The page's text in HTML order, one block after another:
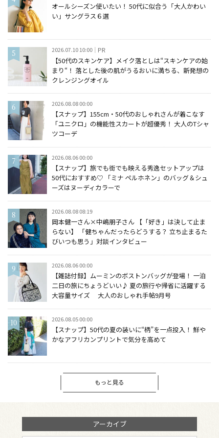
オールシーズン使いたい！ 50代に似合う「大人かわい
い」サングラス６選
2026.07.10 10:00 PR
【50代のスキンケア】メイク落としは“スキンケアの始
まり“！ 落とした後の肌がうるおいに満ちる、新発想の
クレンジングオイル
2026.08.08 00:00
【スナップ】155cm・50代のおしゃれさんが着こなす
「ユニクロ」の機能性スカートが超優秀！ 大人のTシャ
ツコーデ
2026.08.06 00:00
【スナップ】旅でも街でも映える秀逸セットアップは
50代におすすめ♡ 「ミナ ペルホネン」のバッグ＆シュ
ーズはヌーディカラーで
2026.08.08 08:19
岡本健一さん×中嶋朋子さん 【「好き」は決して止ま
らない】 「健ちゃんだったらどうする？ 立ち止まるた
びいつも思う」対談インタビュー
2026.08.06 00:00
【雑誌付録】ムーミンのボストンバッグが登場！ 一泊
二日の旅にちょうどいい♪ 夏の旅行や帰省に活躍する
大容量サイズ 大人のおしゃれ手帖9月号
2026.08.05 00:00
【スナップ】50代の夏の装いに“柄”を一点投入！ 鮮や
かなアフリカンプリントで気分を高めて
もっと見る
アーカイブ